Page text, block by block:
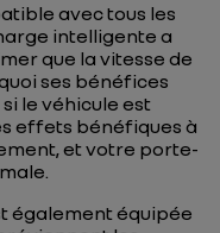
avec tous les
intelligente a
que la vitesse de
ses bénéfices
le véhicule est
effets bénéfiques à
et votre porte-
également équipée